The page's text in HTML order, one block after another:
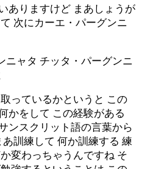
ありますけど まあしょうが
次にカーエ・パーグンニ
ニャタ チッタ・パーグンニ
っているかというと この
かをして この経験がある
ンスクリット語の言葉から
訓練して 何か訓練する 練
変わっちゃうんですね そ